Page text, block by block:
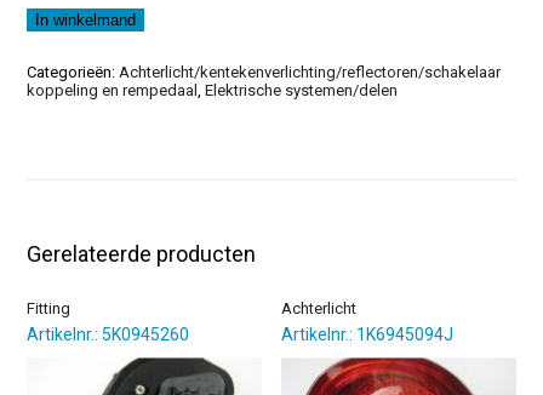
€53,05.€37,14.
Achterlicht
aantal
In winkelmand
Categorieën:Achterlicht/kentekenverlichting/reflectoren/schakelaar
koppeling en rempedaal,Elektrische systemen/delen
Gerelateerde producten
Fitting
Artikelnr.: 5K0945260
Achterlicht
Artikelnr.: 1K6945094J